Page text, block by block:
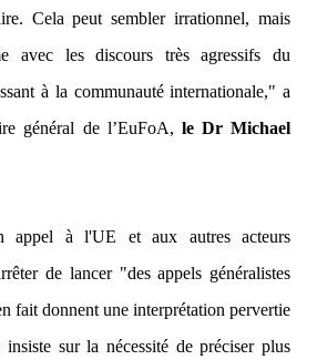
Cela peut sembler irrationnel, mais
avec les discours très agressifs du
à la communauté internationale," a
général de l’EuFoA, le Dr Michael
appel à l'UE et aux autres acteurs
de lancer "des appels généralistes
fait donnent une interprétation pervertie
sur la nécessité de préciser plus